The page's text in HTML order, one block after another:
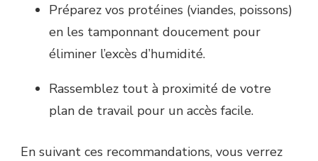
Préparez vos protéines (viandes, poissons)
en les tamponnant doucement pour
éliminer l’excès d’humidité.
Rassemblez tout à proximité de votre
plan de travail pour un accès facile.
En suivant ces recommandations, vous verrez